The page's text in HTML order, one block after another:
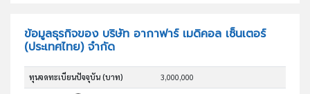
ข้อมูลธุรกิจของ บริษัท อากาฟาร์ เมดิคอล เซ็นเตอร์
(ประเทศไทย) จำกัด
ทุนจดทะเบียนปัจจุบัน (บาท) 3,000,000